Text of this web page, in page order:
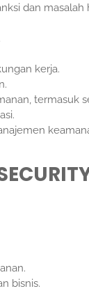
dan masalah
kerja.
termasuk
bisnis.